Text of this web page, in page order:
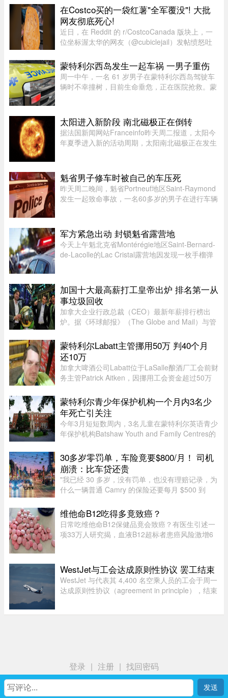
谢，她连忙摆手：“不用起来，不用起来”。镜头扫
过去，齐肩发，淡蓝新中 ...
在Costco买的一袋红薯"全军覆没"! 大批
网友彻底死心!
近日，在 Reddit 的 r/CostcoCanada 版块上，一
位坐标渥太华的网友（@cubiclejail）发帖愤怒吐
数百位加拿大网友的激烈共鸣与讨论。这原本只是
一句日常的抱怨，却意外演 ...
蒙特利尔西岛发生一起车祸 一男子重伤
周一中午，一名 61 岁男子在蒙特利尔西岛驾驶车
辆时不幸撞树，目前生命垂危，正在医院抢救。蒙
道（介于 Avro 街与 Hy ...
太阳进入新阶段 南北磁极正在倒转
据法国新闻网站Franceinfo昨天周二报道，太阳今
年夏季进入新的活动周期，太阳南北磁极正在发生
南磁极，南磁极则转变为北 ...
魁省男子修车时被自己的车压死
昨天周二晚间，魁省Portneuf地区Saint-Raymond
发生一起致命事故，一名60多岁的男子在进行车辆
Raymond的rang Sainte-Croix，当时一名 ...
军方紧急出动 封锁魁省露营地
今天上午魁北克省Montérégie地区Saint-Bernard-
de-Lacolle的Lac Cristal露营地因发现一枚手榴弹
历史，目前对露营者没有 ...
加国十大最高薪打工皇帝出炉 排名第一从
事垃圾回收
加拿大企业行政总裁（CEO）最新年薪排行榜出
炉。据《环球邮报》（The Globe and Mail）与管
的2025年「加拿大百大上市公司CEO薪酬排名，
全国最高薪的上市公司行政总裁为 ...
蒙特利尔Labatt主管挪用50万 判40个月
还10万
加拿大啤酒公司Labatt位于LaSalle酿酒厂工会前财
务主管Patrick Aitken，因挪用工会资金超过50万
禁，并被勒令向工会赔偿10万元。Aitken在Labatt
工作15年，并于2020年担 ...
蒙特利尔青少年保护机构一个月内3名少
年死亡引关注
今年3月短短数周内，3名儿童在蒙特利尔英语青少
年保护机构Batshaw Youth and Family Centres的
这3起未成年人死亡事件，并表示目前全部仍在调
查之中。 ...
30多岁零罚单，车险竟要$800/月！ 司机
崩溃：比车贷还贵
"我已经 30 多岁，没有罚单，也没有理赔记录，为
什么一辆普通 Camry 的保险还要每月 $500 到
己找过保险经纪、直接联系过保险公司，也使用了
多个比价网站，得到的报价 ...
维他命B12吃得多竟致癌？
日常吃维他命B12保健品竟会致癌？有医生引述一
项33万人研究揭，血液B12超标者患癌风险激增6
科医生陈欣湄在Facebook专页发文 ...
WestJet与工会达成原则性协议 罢工结束
WestJet 与代表其 4,400 名空乘人员的工会于周一
达成原则性协议（agreement in principle），结束
登录 | 注册 | 找回密码
首页 我 社区 生活